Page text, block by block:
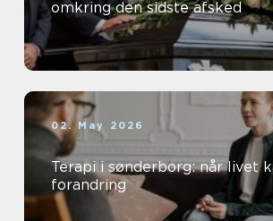
omkring den sidste afsked
02. May 2026
Terapi i sønderborg: når livet
forandring